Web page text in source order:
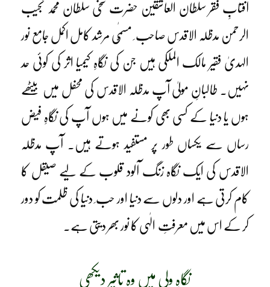
آفتابِ فقر سلطان العاشقین حضرت سخی سلطان محمد نجیب
الرحمن مدظلہ الاقدس صاحب ِ مسمّٰی مرشد کامل اکمل جامع نور
الہدیٰ فقیر مالک الملکی ہیں جن کی نگاہِ کیمیا اثر کی کوئی حد
نہیں۔ طالبانِ مولیٰ آپ مدظلہ الاقدس کی محفل میں بیٹھے
ہوں یا دنیا کے کسی بھی کونے میں ہوں آپ کی نگاہِ فیض
رساں سے یکساں طور پر مستفید ہوتے ہیں۔ آپ مدظلہ
الاقدس کی ایک نگاہ زنگ آلود قلوب کے لیے صیقل کا
کام کرتی ہے اور دلوں سے دنیا اور حب ِ دنیا کی ظلمت کو دور
کر کے اس میں معرفتِ الٰہی کا نور بھر دیتی ہے۔
نگاہِ ولی میں وہ تاثیر دیکھی